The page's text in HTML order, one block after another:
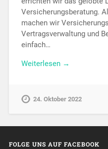
Versicherungsberatung.
machen wir
Vertragsverwaltung und
einfach…
Weiterlesen →
24. Oktober 2022
FOLGE UNS AUF FACEBOOK